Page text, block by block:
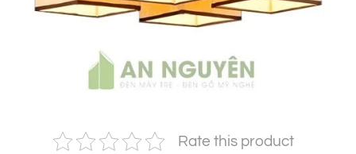
Rate this product